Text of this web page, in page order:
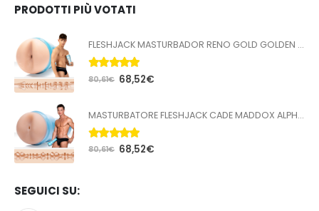
PRODOTTI PIÙ VOTATI
FLESHJACK MASTURBADOR RENO GOLD GOLDEN BOY BUTT
5.00Su 5
80,61€ 68,52€
MASTURBATORE FLESHJACK CADE MADDOX ALPHA BUTT
5.00Su 5
80,61€ 68,52€
SEGUICI SU: